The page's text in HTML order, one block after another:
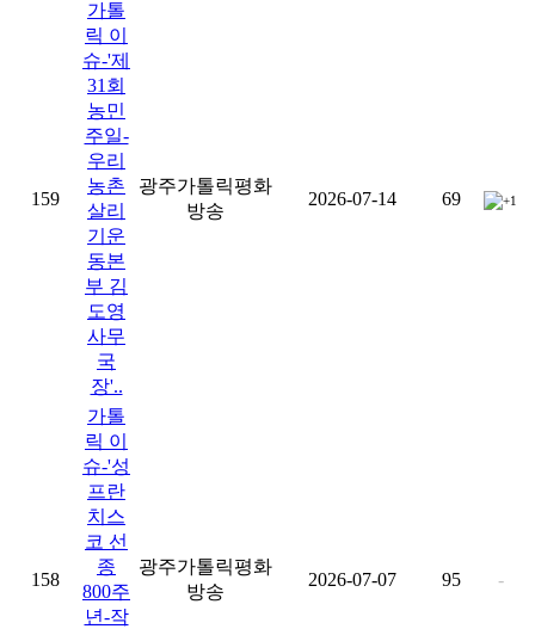
159
가톨
릭 이
슈-'제
31회
농민
주일-
우리
농촌
살리
기운
동본
부 김
도영
사무
국
장'..
광주가톨릭평화
방송
2026-07-14 69 +1
158
가톨
릭 이
슈-'성
프란
치스
코 선
종
800주
년-작
광주가톨릭평화
방송
2026-07-07 95 -